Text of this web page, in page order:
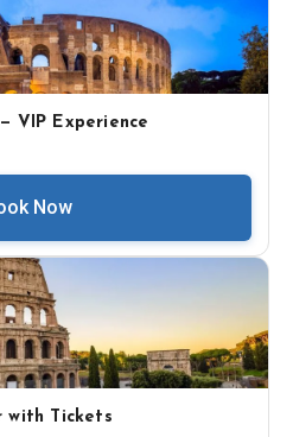
VIP Experience
Now
with Tickets